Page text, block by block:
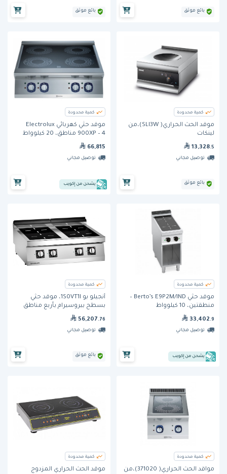
بائع موثق بائع موثق
كمية محدودة
موقد الحث الحراري( SLI3W)،من
لينكات
13,328.5
توصيل مجاني
بائع موثق
كمية محدودة
موقد حثي كهربائي Electrolux
900XP – 4 مناطق، 20 كيلوواط
66,815
توصيل مجاني
يشحن من إكويب
كمية محدودة
موقد حثي Berto’s E9P2M/IND –
منطقتين، 10 كيلوواط
33,402 .9
توصيل مجاني
يشحن من إكويب
كمية محدودة
أنجيلو بو 1S0VT1I، موقد حثّي
بسطح بيروسيرام بأربع مناطق
56,207 .76
توصيل مجاني
بائع موثق
كمية محدودة
مواقد الحث الحراري( 371020)،من
كمية محدودة
موقد الحث الحراري المزدوج